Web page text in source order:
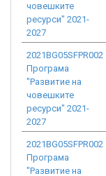
човешките
ресурси" 2021-
2027
2021BG05SFPR002
Програма
"Развитие на
човешките
ресурси" 2021-
2027
2021BG05SFPR002
Програма
"Развитие на